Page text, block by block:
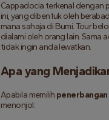
Cappadocia terkenal dengan
ini, yang dibentuk oleh
mana sahaja di Bumi. Tour
dialami oleh orang lain. Sama
tidak ingin anda lewatkan.
Apa yang
Apabila memilih
menonjol: